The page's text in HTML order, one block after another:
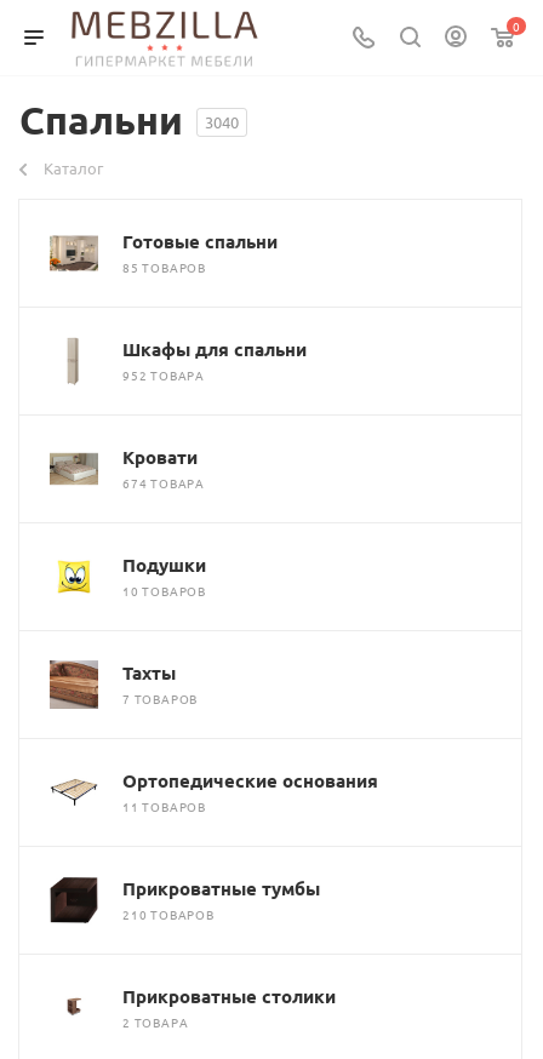
0
Спальни 3040
Каталог
Готовые спальни
85 ТОВАРОВ
Шкафы для спальни
952 ТОВАРА
Кровати
674 ТОВАРА
Подушки
10 ТОВАРОВ
Тахты
7 ТОВАРОВ
Ортопедические основания
11 ТОВАРОВ
Прикроватные тумбы
210 ТОВАРОВ
Прикроватные столики
2 ТОВАРА